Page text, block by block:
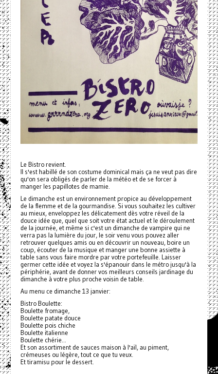
Le Bistro revient.
Il s'est habillé de son costume dominical mais ça ne veut pas dire
qu'on sera obligés de parler de la météo et de se forcer à
manger les papillotes de mamie.
Le dimanche est un environnement propice au développement
de la flemme et de la gourmandise. Si vous souhaitez les cultiver
au mieux, enveloppez les délicatement dès votre réveil de la
douce idée que, quel que soit votre état actuel et le déroulement
de la journée, et même si c'est un dimanche de vampire qui ne
verra pas la lumière du jour, le soir venu vous pouvez aller
retrouver quelques amis ou en découvrir un nouveau, boire un
coup, écouter de la musique et manger une bonne assiette à
table sans vous faire mordre par votre portefeuille. Laisser
germer cette idée et voyez la s'épanouir dans le métro jusqu'à la
périphérie, avant de donner vos meilleurs conseils jardinage du
dimanche à votre plus proche voisin de table.
Au menu ce dimanche 13 janvier:
Bistro Boulette:
Boulette fromage,
Boulette patate douce
Boulette pois chiche
Boulette italienne
Boulette chérie...
Et son assortiment de sauces maison à l'aïl, au piment,
crémeuses ou légère, tout ce que tu veux.
Et tiramisu pour le dessert.